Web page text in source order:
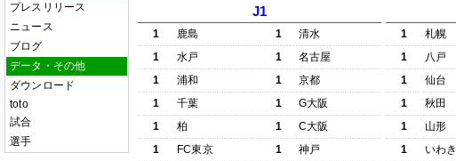
プレスリリース
ニュース
ブログ
データ・その他
ダウンロード
toto
試合
選手
J1
1 鹿島 1
清水
1
水戸 1
名古屋
1
浦和 1
京都
1
千葉 1
G大阪
1
柏 1
C大阪
1
FC東京 1
神戸
1 札幌
1
八戸
1
仙台
1
秋田
1
山形
1
いわき